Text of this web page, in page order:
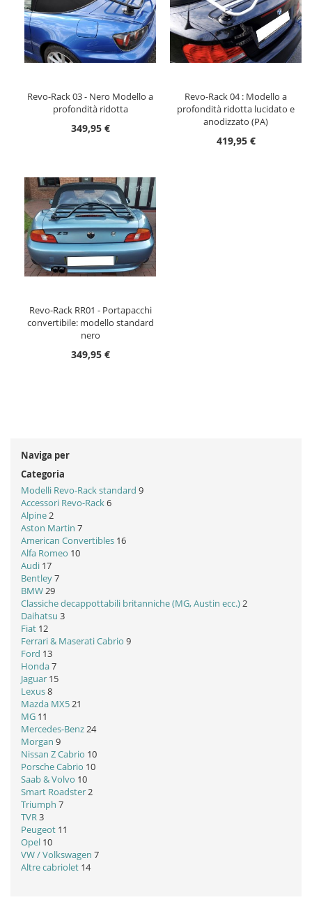
Revo-Rack 03 - Nero Modello a
profondità ridotta
349,95 €
Revo-Rack 04 : Modello a
profondità ridotta lucidato e
anodizzato (PA)
419,95 €
Revo-Rack RR01 - Portapacchi
convertibile: modello standard
nero
349,95 €
Naviga per
Categoria
Modelli Revo-Rack standard 9
Accessori Revo-Rack 6
Alpine 2
Aston Martin 7
American Convertibles 16
Alfa Romeo 10
Audi 17
Bentley7
BMW 29
Classiche decappottabili britanniche (MG, Austin ecc.) 2
Daihatsu 3
Fiat 12
Ferrari & Maserati Cabrio 9
Ford 13
Honda7
Jaguar 15
Lexus8
Mazda MX5 21
MG 11
Mercedes-Benz 24
Morgan 9
Nissan Z Cabrio 10
Porsche Cabrio 10
Saab & Volvo 10
Smart Roadster 2
Triumph 7
TVR 3
Peugeot 11
Opel 10
VW / Volkswagen 7
Altre cabriolet 14